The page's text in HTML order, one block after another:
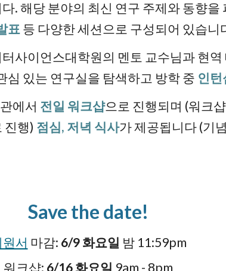
. 해당 분야의 최신 연구 주제와 동향
표 등 다양한 세션으로 구성되어 있습니
사이언스대학원의 멘토 교수님과 현
심 있는 연구실을 탐색하고 방학 중 인턴
에서 전일 워크샵으로 진행되며 (워크
진행) 점심, 저녁 식사가 제공됩니다 (기
Save the date!
서 마감: 6/9 화요일 밤 11:59pm
워크샵: 6/16 화요일 9am - 8pm